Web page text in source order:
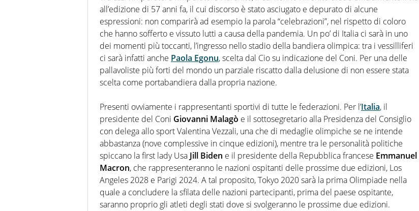
all’edizione di 57 anni fa, il cui discorso è stato asciugato e depurato di alcune
espressioni: non comparirà ad esempio la parola “celebrazioni”, nel rispetto di coloro
che hanno sofferto e vissuto lutti a causa della pandemia. Un po’ di Italia ci sarà in uno
dei momenti più toccanti, l’ingresso nello stadio della bandiera olimpica: tra i vessilliferi
ci sarà infatti anche Paola Egonu, scelta dal Cio su indicazione del Coni. Per una delle
pallavoliste più forti del mondo un parziale riscatto dalla delusione di non essere stata
scelta come portabandiera dalla propria nazione.
Presenti ovviamente i rappresentanti sportivi di tutte le federazioni. Per l’Italia, il
presidente del Coni Giovanni Malagò e il sottosegretario alla Presidenza del Consiglio
con delega allo sport Valentina Vezzali, una che di medaglie olimpiche se ne intende
abbastanza (nove complessive in cinque edizioni), mentre tra le personalità politiche
spiccano la first lady Usa Jill Biden e il presidente della Repubblica francese Emmanuel
Macron, che rappresenteranno le nazioni ospitanti delle prossime due edizioni, Los
Angeles 2028 e Parigi 2024. A tal proposito, Tokyo 2020 sarà la prima Olimpiade nella
quale a concludere la sfilata delle nazioni partecipanti, prima del paese ospitante,
saranno proprio gli atleti degli stati dove si svolgeranno le prossime due edizioni.